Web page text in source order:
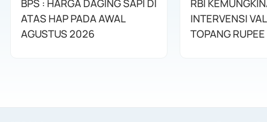
BPS : HARGA DAGING SAPI DI
ATAS HAP PADA AWAL
AGUSTUS 2026
RBI
INTERVENSI
TOPANG RUPEE